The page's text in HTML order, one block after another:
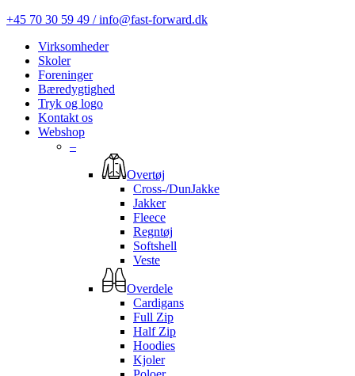
+45 70 30 59 49 / info@fast-forward.dk
Virksomheder
Skoler
Foreninger
Bæredygtighed
Tryk og logo
Kontakt os
Webshop
–
Overtøj
Cross-/DunJakke
Jakker
Fleece
Regntøj
Softshell
Veste
Overdele
Cardigans
Full Zip
Half Zip
Hoodies
Kjoler